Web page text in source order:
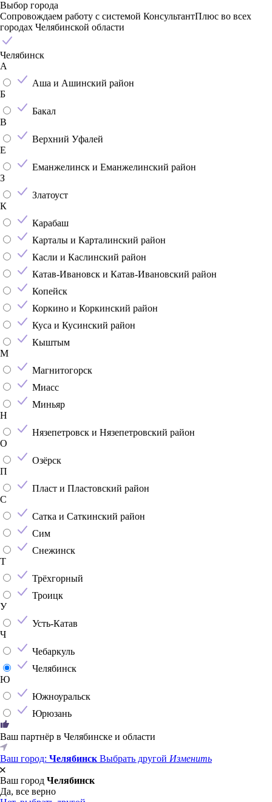
Выбор города
Сопровождаем работу с системой КонсультантПлюс во всех
городах Челябинской области
Челябинск
А
Аша и Ашинский район
Б
Бакал
В
Верхний Уфалей
Е
Еманжелинск и Еманжелинский район
З
Златоуст
К
Карабаш
Карталы и Карталинский район
Касли и Каслинский район
Катав-Ивановск и Катав-Ивановский район
Копейск
Коркино и Коркинский район
Куса и Кусинский район
Кыштым
М
Магнитогорск
Миасс
Миньяр
Н
Нязепетровск и Нязепетровский район
О
Озёрск
П
Пласт и Пластовский район
С
Сатка и Саткинский район
Сим
Снежинск
Т
Трёхгорный
Троицк
У
Усть-Катав
Ч
Чебаркуль
Челябинск
Ю
Южноуральск
Юрюзань
Ваш партнёр в Челябинске и области
Ваш город: Челябинск Выбрать другой Изменить
Ваш город Челябинск
Да, все верно